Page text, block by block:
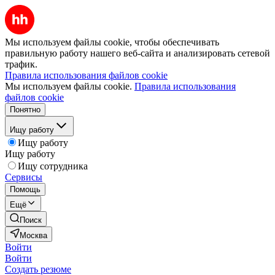
Мы используем файлы cookie, чтобы обеспечивать
правильную работу нашего веб-сайта и анализировать сетевой
трафик.
Правила использования файлов cookie
Мы используем файлы cookie. Правила использования
файлов cookie
Понятно
Ищу работу
Ищу работу
Ищу работу
Ищу сотрудника
Сервисы
Помощь
Ещё
Поиск
Москва
Войти
Войти
Создать резюме